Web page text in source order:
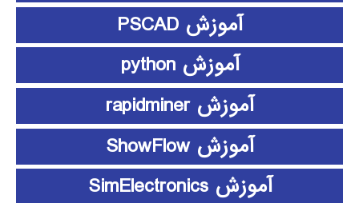
آموزش PSCAD
آموزش python
آموزش rapidminer
آموزش ShowFlow
آموزش SimElectronics